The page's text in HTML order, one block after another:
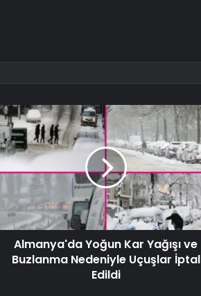
Almanya'da Yoğun Kar Yağışı ve
Buzlanma Nedeniyle Uçuşlar İptal
Edildi